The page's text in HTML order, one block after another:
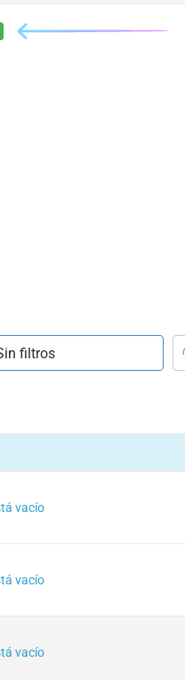
vacío
vacío
vacío